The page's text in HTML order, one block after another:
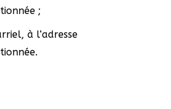
;
à l’adresse